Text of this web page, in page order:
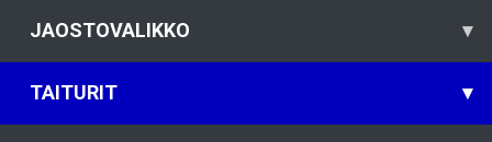
JAOSTOVALIKKO ▾
TAITURIT ▾